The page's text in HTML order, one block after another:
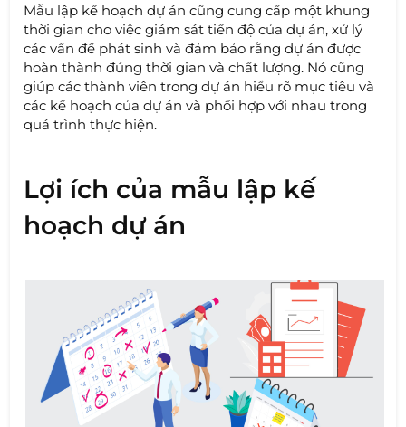
Mẫu lập kế hoạch dự án cũng cung cấp một khung
thời gian cho việc giám sát tiến độ của dự án, xử lý
các vấn đề phát sinh và đảm bảo rằng dự án được
hoàn thành đúng thời gian và chất lượng. Nó cũng
giúp các thành viên trong dự án hiểu rõ mục tiêu và
các kế hoạch của dự án và phối hợp với nhau trong
quá trình thực hiện.
Lợi ích của mẫu lập kế
hoạch dự án